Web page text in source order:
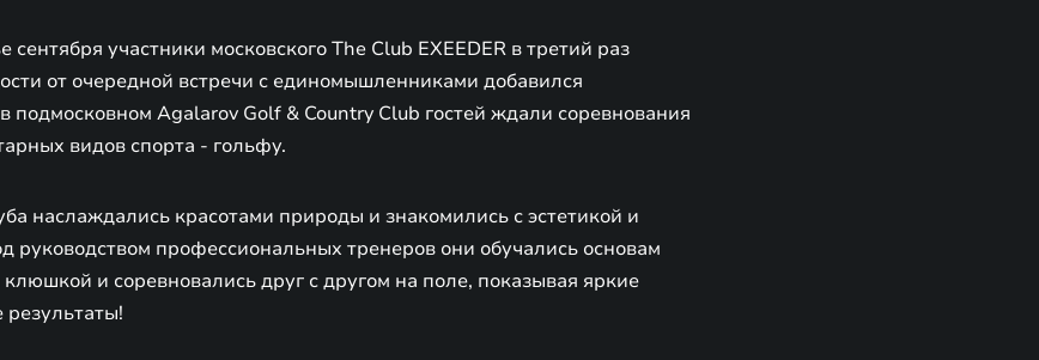
сентября участники московского The Club EXEEDER в третий раз
от очередной встречи с единомышленниками добавился
подмосковном Agalarov Golf & Country Club гостей ждали соревнования
видов спорта - гольфу.
наслаждались красотами природы и знакомились с эстетикой и
профессиональных тренеров они обучались основам
и соревновались друг с другом на поле, показывая яркие